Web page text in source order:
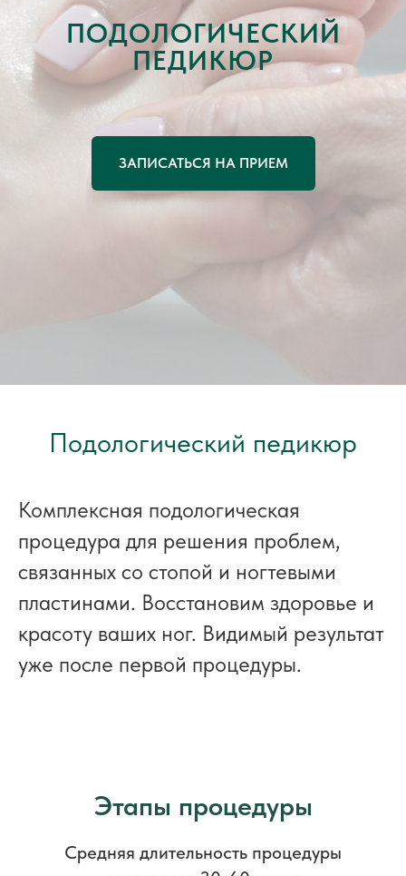
О клинике Услуги и цены
ПОДОЛОГИЧЕСКИЙ
ПЕДИКЮР
ЗАПИСАТЬСЯ НА ПРИЕМ
Подологический педикюр
Комплексная подологическая
процедура для решения проблем,
связанных со стопой и ногтевыми
пластинами. Восстановим здоровье и
красоту ваших ног. Видимый результат
уже после первой процедуры.
Этапы процедуры
Средняя длительность процедуры